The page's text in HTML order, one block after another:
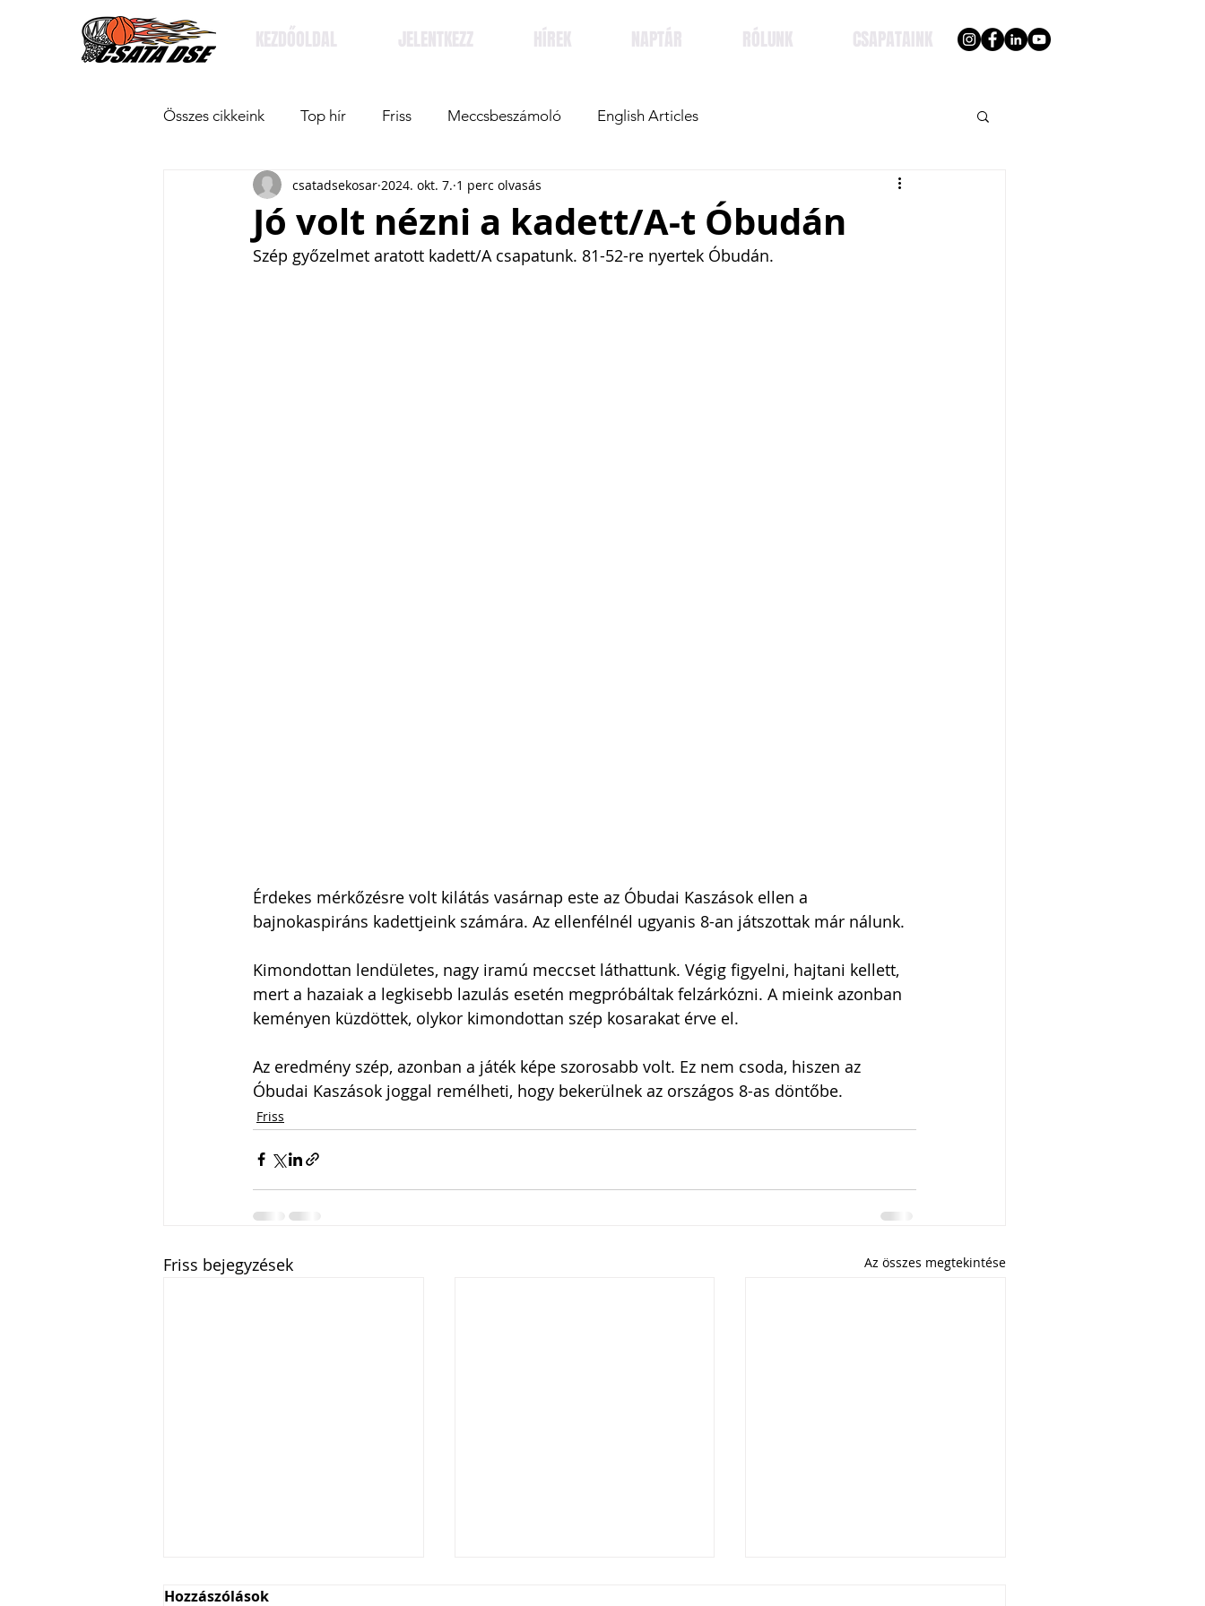
KEZDŐOLDAL JELENTKEZZ HÍREK NAPTÁR RÓLUNK CSAPATAINK
Összes cikkeink Top hír Friss Meccsbeszámoló English Articles
Jó volt nézni a kadett/A-t Óbudán
csatadsekosar 2024. okt. 7. 1 perc olvasás
Szép győzelmet aratott kadett/A csapatunk. 81-52-re nyertek Óbudán.
Érdekes mérkőzésre volt kilátás vasárnap este az Óbudai Kaszások ellen a
bajnokaspiráns kadettjeink számára. Az ellenfélnél ugyanis 8-an játszottak már nálunk.
Kimondottan lendületes, nagy iramú meccset láthattunk. Végig figyelni, hajtani kellett,
mert a hazaiak a legkisebb lazulás esetén megpróbáltak felzárkózni. A mieink azonban
keményen küzdöttek, olykor kimondottan szép kosarakat érve el.
Az eredmény szép, azonban a játék képe szorosabb volt. Ez nem csoda, hiszen az
Óbudai Kaszások joggal remélheti, hogy bekerülnek az országos 8-as döntőbe.
Friss
Friss bejegyzések Az összes megtekintése
Hozzászólások